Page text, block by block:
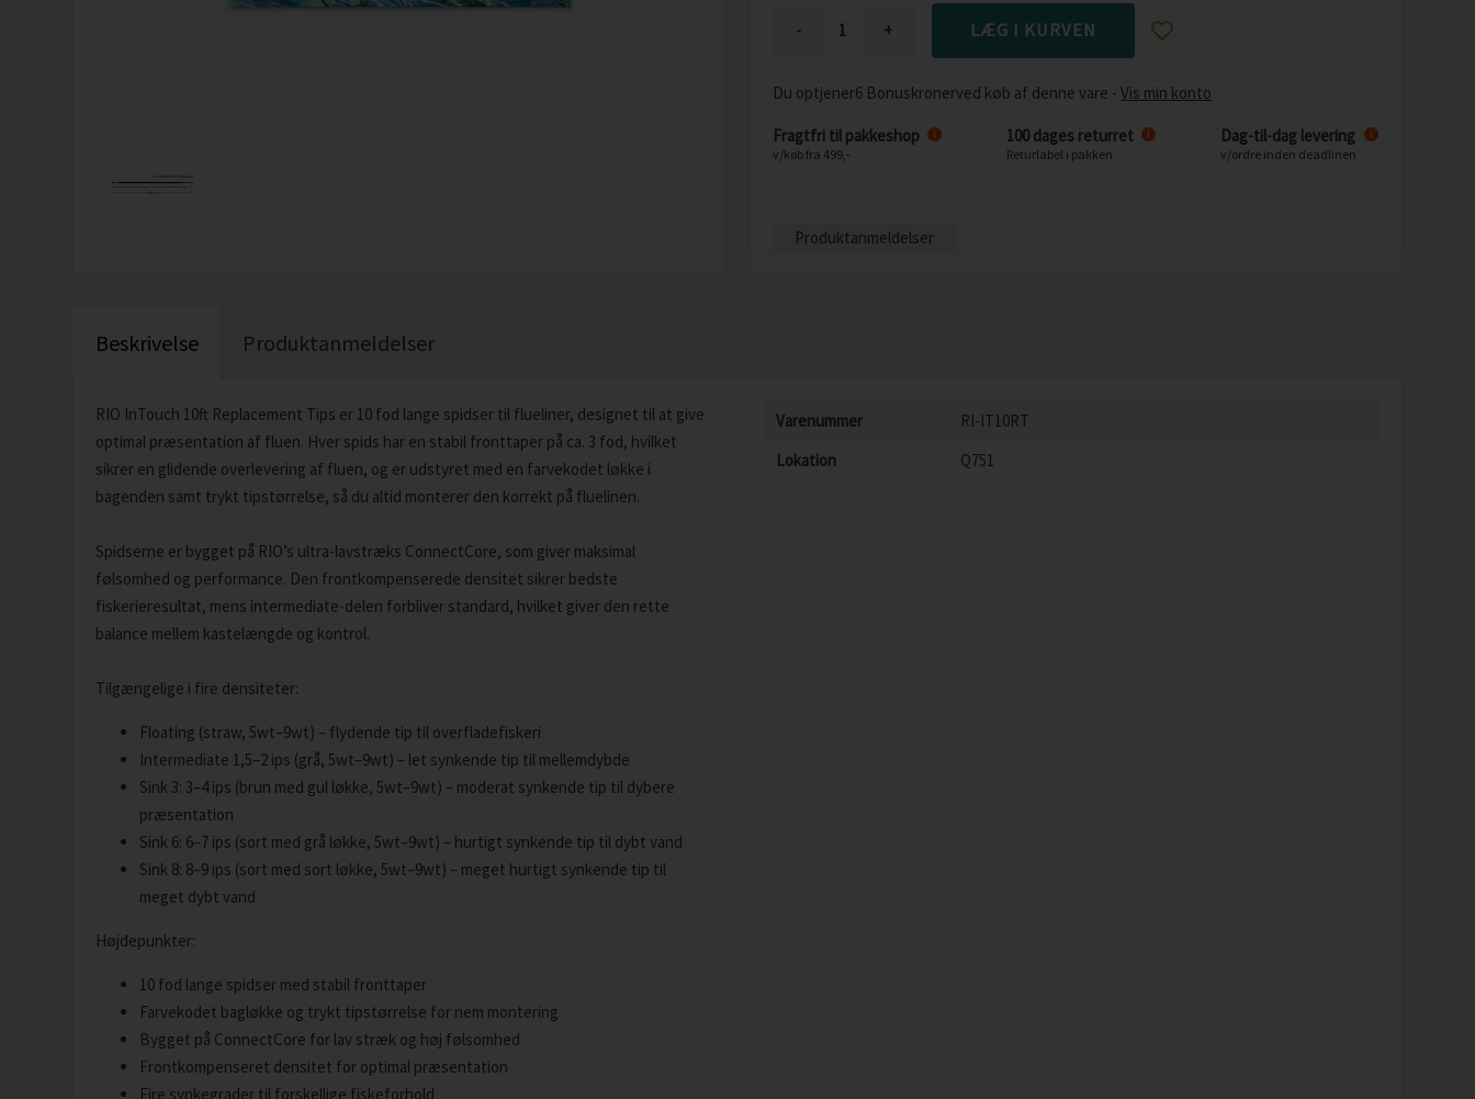
- +
Du optjener6 Bonuskronerved køb af denne vare -Vis min konto
Fragtfri til pakkeshop
v/køb fra 499,-
i 100 dages returret
Returlabel i pakken
i Dag-til-dag levering
v/ordre inden deadlinen
i
Produktanmeldelser
Beskrivelse Produktanmeldelser
RIO InTouch 10ft Replacement Tips er 10 fod lange spidser til flueliner, designet til at give
optimal præsentation af fluen. Hver spids har en stabil fronttaper på ca. 3 fod, hvilket
sikrer en glidende overlevering af fluen, og er udstyret med en farvekodet løkke i
bagenden samt trykt tipstørrelse, så du altid monterer den korrekt på fluelinen.
Spidserne er bygget på RIO’s ultra-lavstræks ConnectCore, som giver maksimal
følsomhed og performance. Den frontkompenserede densitet sikrer bedste
fiskerieresultat, mens intermediate-delen forbliver standard, hvilket giver den rette
balance mellem kastelængde og kontrol.
Tilgængelige i fire densiteter:
Floating (straw, 5wt–9wt) – flydende tip til overfladefiskeri
Intermediate 1,5–2 ips (grå, 5wt–9wt) – let synkende tip til mellemdybde
Sink 3: 3–4 ips (brun med gul løkke, 5wt–9wt) – moderat synkende tip til dybere
præsentation
Sink 6: 6–7 ips (sort med grå løkke, 5wt–9wt) – hurtigt synkende tip til dybt vand
Sink 8: 8–9 ips (sort med sort løkke, 5wt–9wt) – meget hurtigt synkende tip til
meget dybt vand
Højdepunkter:
10 fod lange spidser med stabil fronttaper
Farvekodet bagløkke og trykt tipstørrelse for nem montering
Bygget på ConnectCore for lav stræk og høj følsomhed
Frontkompenseret densitet for optimal præsentation
Fire synkegrader til forskellige fiskeforhold
Varenummer
RI-IT10RT
Lokation
Q751